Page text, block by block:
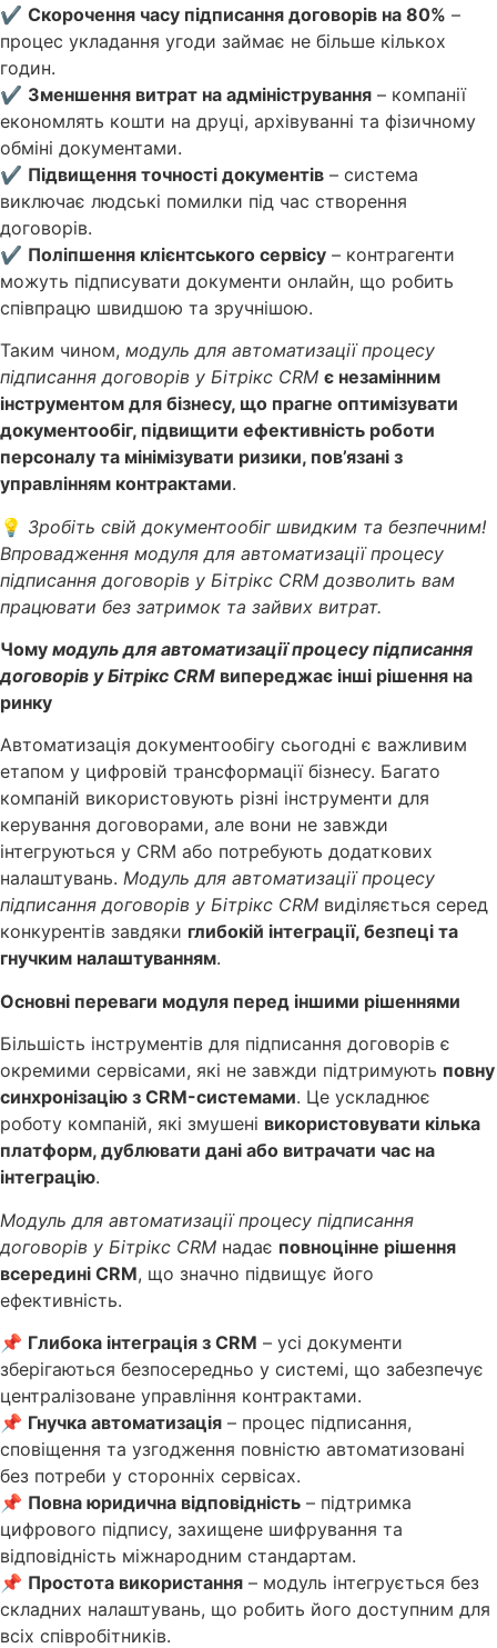
✔ Скорочення часу підписання договорів на 80% –
процес укладання угоди займає не більше кількох
годин.
✔ Зменшення витрат на адміністрування – компанії
економлять кошти на друці, архівуванні та фізичному
обміні документами.
✔ Підвищення точності документів – система
виключає людські помилки під час створення
договорів.
✔ Поліпшення клієнтського сервісу – контрагенти
можуть підписувати документи онлайн, що робить
співпрацю швидшою та зручнішою.
Таким чином, модуль для автоматизації процесу
підписання договорів у Бітрікс CRM є незамінним
інструментом для бізнесу, що прагне оптимізувати
документообіг, підвищити ефективність роботи
персоналу та мінімізувати ризики, пов’язані з
управлінням контрактами.
💡 Зробіть свій документообіг швидким та безпечним!
Впровадження модуля для автоматизації процесу
підписання договорів у Бітрікс CRM дозволить вам
працювати без затримок та зайвих витрат.
Чому модуль для автоматизації процесу підписання
договорів у Бітрікс CRM випереджає інші рішення на
ринку
Автоматизація документообігу сьогодні є важливим
етапом у цифровій трансформації бізнесу. Багато
компаній використовують різні інструменти для
керування договорами, але вони не завжди
інтегруються у CRM або потребують додаткових
налаштувань. Модуль для автоматизації процесу
підписання договорів у Бітрікс CRM виділяється серед
конкурентів завдяки глибокій інтеграції, безпеці та
гнучким налаштуванням.
Основні переваги модуля перед іншими рішеннями
Більшість інструментів для підписання договорів є
окремими сервісами, які не завжди підтримують повну
синхронізацію з CRM-системами. Це ускладнює
роботу компаній, які змушені використовувати кілька
платформ, дублювати дані або витрачати час на
інтеграцію.
Модуль для автоматизації процесу підписання
договорів у Бітрікс CRM надає повноцінне рішення
всередині CRM, що значно підвищує його
ефективність.
📌 Глибока інтеграція з CRM – усі документи
зберігаються безпосередньо у системі, що забезпечує
централізоване управління контрактами.
📌 Гнучка автоматизація – процес підписання,
сповіщення та узгодження повністю автоматизовані
без потреби у сторонніх сервісах.
📌 Повна юридична відповідність – підтримка
цифрового підпису, захищене шифрування та
відповідність міжнародним стандартам.
📌 Простота використання – модуль інтегрується без
складних налаштувань, що робить його доступним для
всіх співробітників.